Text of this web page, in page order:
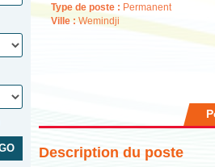
Type de poste : Permanent
Ville :Wemindji
Description du poste